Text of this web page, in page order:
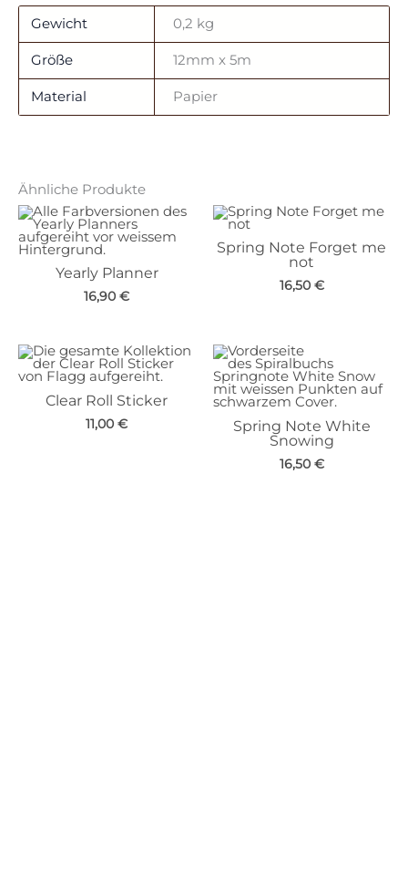
Gewicht 0,2 kg
Größe 12mm x 5m
Material Papier
Ähnliche Produkte
Yearly Planner
16,90 €
Spring Note Forget me
not
16,50 €
Clear Roll Sticker
11,00 €
Spring Note White
Snowing
16,50 €